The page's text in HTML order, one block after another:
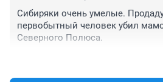
Сибиряки очень умелые.
первобытный человек убил
Северного Полюса.